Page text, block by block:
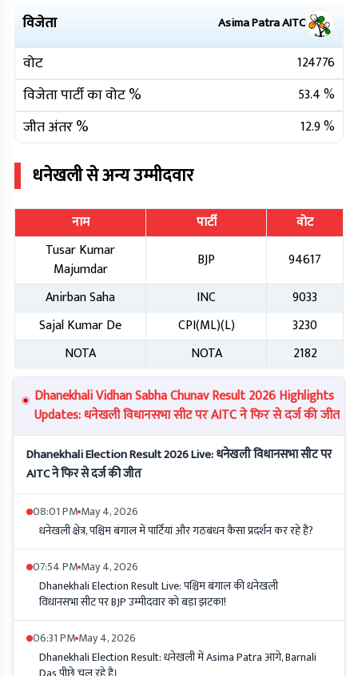
विजेता Asima PatraAITC
वोट 124776
विजेता पार्टी का वोट % 53.4%
जीत अंतर % 12.9%
धनेखलीसे अन्य उम्मीदवार
नाम पार्टी
वोट
Tusar Kumar
Majumdar
BJP
94617
Anirban Saha
INC
9033
Sajal Kumar De
CPI(ML)(L)
3230
NOTA
NOTA
2182
Dhanekhali Vidhan Sabha Chunav Result 2026 Highlights
Updates: धनेखली विधानसभा सीट पर AITC ने फिर से दर्ज की जीत
Dhanekhali Election Result 2026 Live: धनेखली विधानसभा सीट पर
AITC ने फिर से दर्ज की जीत
08:01 PM May 4, 2026
धनेखली क्षेत्र, पश्चिम बंगाल में पार्टियां और गठबंधन कैसा प्रदर्शन कर रहे हैं?
07:54 PM May 4, 2026
Dhanekhali Election Result Live: पश्चिम बंगाल की धनेखली
विधानसभा सीट पर BJP उम्मीदवार को बड़ा झटका!
06:31 PM May 4, 2026
Dhanekhali Election Result: धनेखली में Asima Patra आगे, Barnali